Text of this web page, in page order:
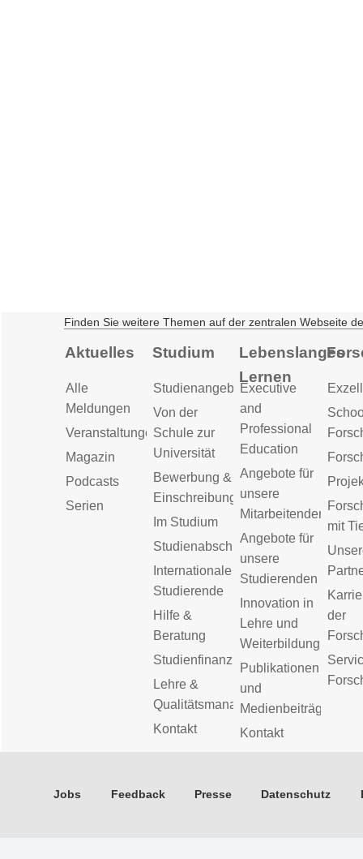
Finden Sie weitere Themen auf der zentralen Webseite
Aktuelles
Alle
Meldungen
Veranstaltungen
Magazin
Podcasts
Serien
Studium
Studienangebot
Von der
Schule zur
Universität
Bewerbung &
Einschreibung
Im Studium
Studienabschluss
Internationale
Studierende
Hilfe &
Beratung
Studienfinanzierung
Lehre &
Qualitätsmanagement
Kontakt
Lebenslanges
Lernen
Executive
and
Professional
Education
Angebote für
unsere
Mitarbeitenden
Angebote für
unsere
Studierenden
Innovation in
Lehre und
Weiterbildung
Publikationen
und
Medienbeiträge
Kontakt
mit
der
Jobs Feedback Presse Datenschutz